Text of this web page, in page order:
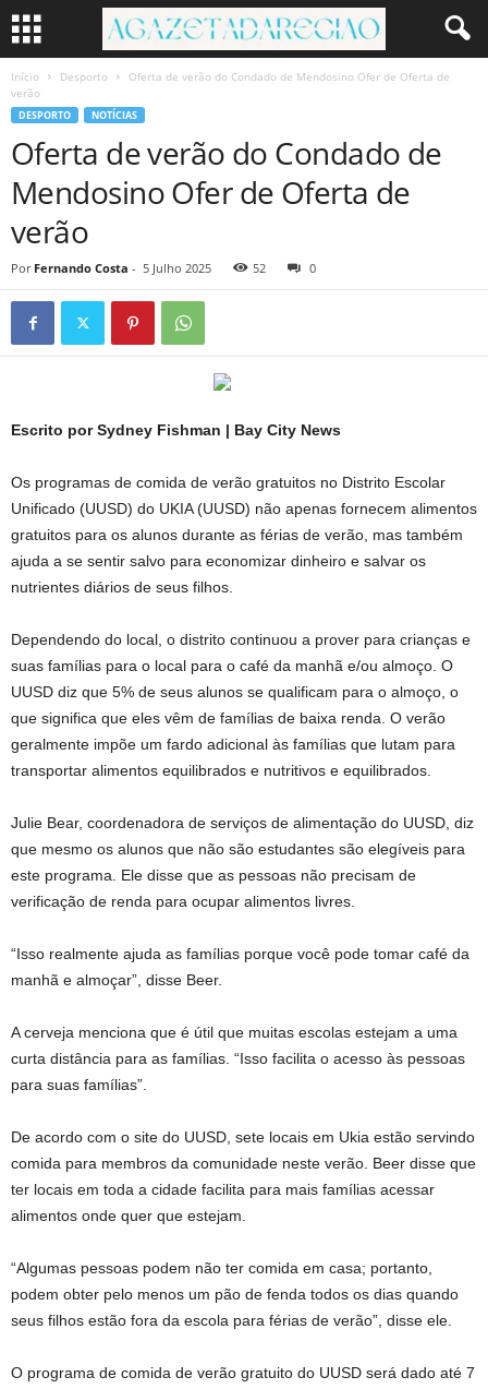
Início Desporto
Oferta de verão do Condado de Mendosino Ofer de Oferta de
verão
DESPORTO NOTÍCIAS
Oferta de verão do Condado de
Mendosino Ofer de Oferta de
verão
Por Fernando Costa - 5 Julho 2025 52 0
Escrito por Sydney Fishman | Bay City News
Os programas de comida de verão gratuitos no Distrito Escolar
Unificado (UUSD) do UKIA (UUSD) não apenas fornecem alimentos
gratuitos para os alunos durante as férias de verão, mas também
ajuda a se sentir salvo para economizar dinheiro e salvar os
nutrientes diários de seus filhos.
Dependendo do local, o distrito continuou a prover para crianças e
suas famílias para o local para o café da manhã e/ou almoço. O
UUSD diz que 5% de seus alunos se qualificam para o almoço, o
que significa que eles vêm de famílias de baixa renda. O verão
geralmente impõe um fardo adicional às famílias que lutam para
transportar alimentos equilibrados e nutritivos e equilibrados.
Julie Bear, coordenadora de serviços de alimentação do UUSD, diz
que mesmo os alunos que não são estudantes são elegíveis para
este programa. Ele disse que as pessoas não precisam de
verificação de renda para ocupar alimentos livres.
“Isso realmente ajuda as famílias porque você pode tomar café da
manhã e almoçar”, disse Beer.
A cerveja menciona que é útil que muitas escolas estejam a uma
curta distância para as famílias. “Isso facilita o acesso às pessoas
para suas famílias”.
De acordo com o site do UUSD, sete locais em Ukia estão servindo
comida para membros da comunidade neste verão. Beer disse que
ter locais em toda a cidade facilita para mais famílias acessar
alimentos onde quer que estejam.
“Algumas pessoas podem não ter comida em casa; portanto,
podem obter pelo menos um pão de fenda todos os dias quando
seus filhos estão fora da escola para férias de verão”, disse ele.
O programa de comida de verão gratuito do UUSD será dado até 7